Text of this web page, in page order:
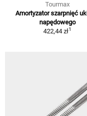
Tourmax
Amortyzator szarpnięć
napędowego
422,44 zł1